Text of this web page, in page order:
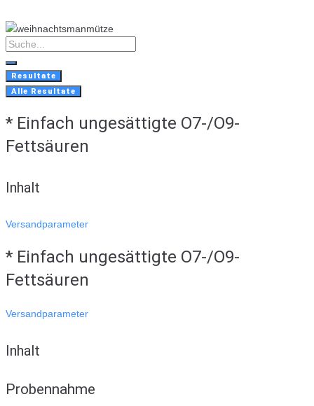
to
content
Search
...
Resultate
Alle Resultate
* Einfach ungesättigte O7-/O9-
Fettsäuren
Inhalt
Versandparameter
* Einfach ungesättigte O7-/O9-
Fettsäuren
Versandparameter
Inhalt
Probennahme